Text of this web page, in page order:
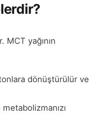
MCT yağının
dönüştürülür ve